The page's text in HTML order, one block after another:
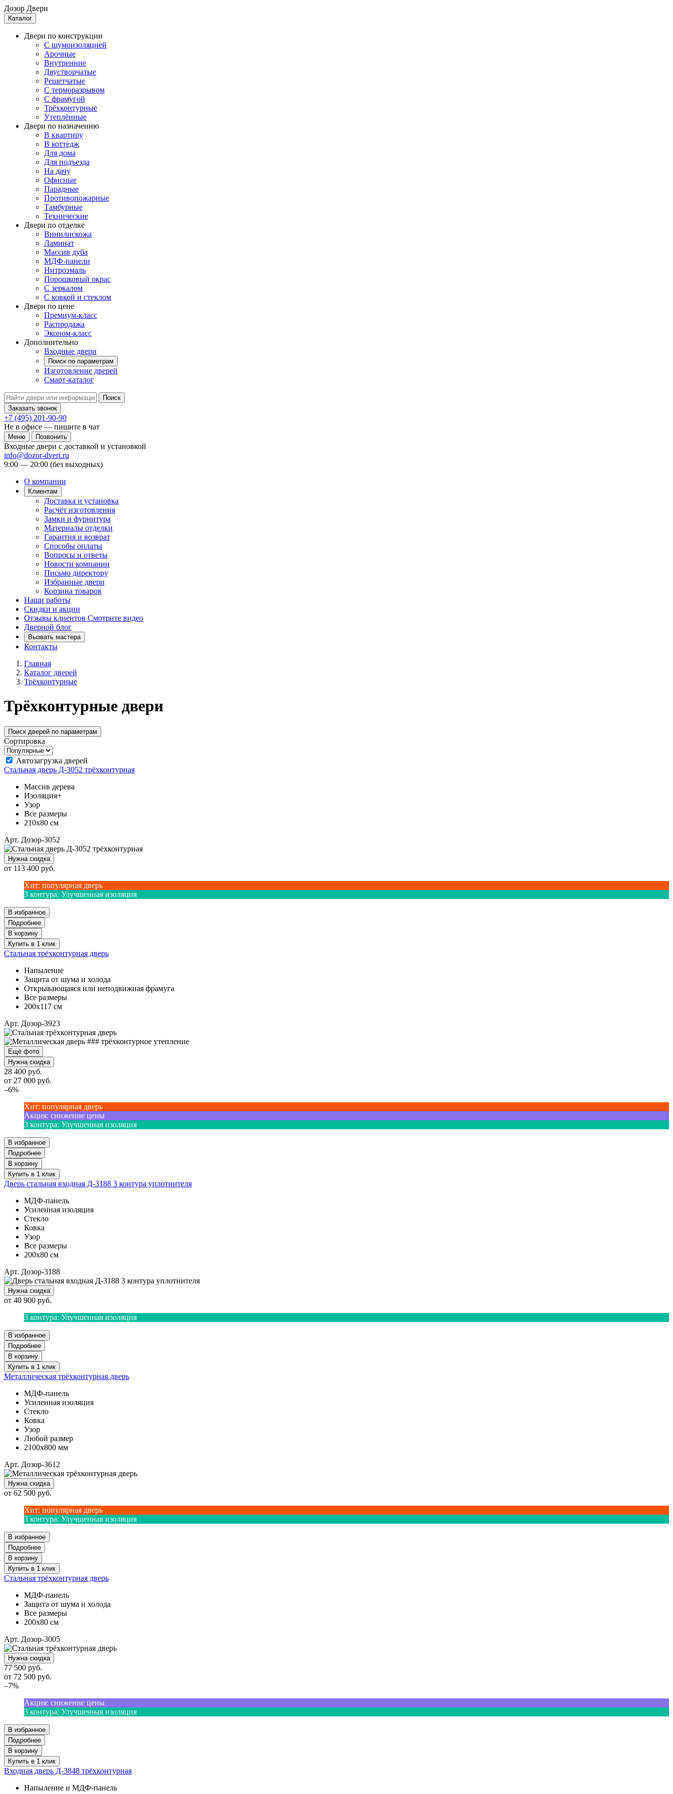
Дозор Двери
Каталог
Двери по конструкции
C шумоизоляцией
Арочные
Внутренние
Двустворчатые
Решетчатые
С терморазрывом
С фрамугой
Трёхконтурные
Утеплённые
Двери по назначению
В квартиру
В коттедж
Для дома
Для подъезда
На дачу
Офисные
Парадные
Противопожарные
Тамбурные
Технические
Двери по отделке
Винилискожа
Ламинат
Массив дуба
МДФ-панели
Нитроэмаль
Порошковый окрас
С зеркалом
С ковкой и стеклом
Двери по цене
Премиум-класс
Распродажа
Эконом-класс
Дополнительно
Входные двери
Поиск по параметрам
Изготовление дверей
Смарт-каталог
Поиск
Заказать звонок
+7 (495) 201-90-90
Не в офисе — пишите в чат
Меню Позвонить
Входные двери с доставкой и установкой
info@dozor-dveri.ru
9:00 — 20:00 (без выходных)
О компании
Клиентам
Доставка и установка
Расчёт изготовления
Замки и фурнитура
Материалы отделки
Гарантия и возврат
Способы оплаты
Вопросы и ответы
Новости компании
Письмо директору
Избранные двери
Корзина товаров
Наши работы
Скидки и акции
Отзывы клиентов Смотрите видео
Дверной блог
Вызвать мастера
Контакты
Главная
Каталог дверей
Трёхконтурные
Трёхконтурные двери
Поиск дверей по параметрам
Сортировка
Автозагрузка дверей
Стальная дверь Д-3052 трёхконтурная
Массив дерева
Изоляция+
Узор
Все размеры
210х80 см
Арт. Дозор-3052
Нужна скидка
от 113 400 руб.
Хит: популярная дверь
3 контура: Улучшенная изоляция
В избранное
Подробнее
В корзину
Купить в 1 клик
Стальная трёхконтурная дверь
Напыление
Защита от шума и холода
Открывающаяся или неподвижная фрамуга
Все размеры
200х117 см
Арт. Дозор-3923
Ещё фото
Нужна скидка
28 400 руб.
от 27 000 руб.
–6%
Хит: популярная дверь
Акция: снижение цены
3 контура: Улучшенная изоляция
В избранное
Подробнее
В корзину
Купить в 1 клик
Дверь стальная входная Д-3188 3 контура уплотнителя
МДФ-панель
Усиленная изоляция
Стекло
Ковка
Узор
Все размеры
200х80 см
Арт. Дозор-3188
Нужна скидка
от 40 900 руб.
3 контура: Улучшенная изоляция
В избранное
Подробнее
В корзину
Купить в 1 клик
Металлическая трёхконтурная дверь
МДФ-панель
Усиленная изоляция
Стекло
Ковка
Узор
Любой размер
2100х800 мм
Арт. Дозор-3612
Нужна скидка
от 62 500 руб.
Хит: популярная дверь
3 контура: Улучшенная изоляция
В избранное
Подробнее
В корзину
Купить в 1 клик
Стальная трёхконтурная дверь
МДФ-панель
Защита от шума и холода
Все размеры
200х80 см
Арт. Дозор-3005
Нужна скидка
77 500 руб.
от 72 500 руб.
–7%
Акция: снижение цены
3 контура: Улучшенная изоляция
В избранное
Подробнее
В корзину
Купить в 1 клик
Входная дверь Д-3848 трёхконтурная
Напыление и МДФ-панель